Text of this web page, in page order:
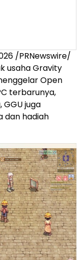
/PRNewswire/
usaha Gravity
Open
terbarunya,
GGU juga
dan hadiah